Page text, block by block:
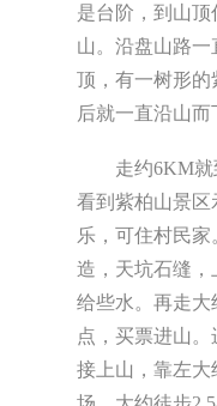
是台阶，到山
山。沿盘山路
顶，有一树形
后就一直沿山而
走约6KM
看到紫柏山景区
乐，可住村民
造，天坑石缝
给些水。再走
点，买票进山
接上山，靠左